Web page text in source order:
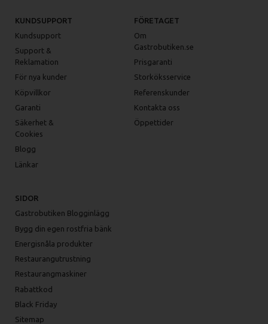
KUNDSUPPORT
Kundsupport
Support &
Reklamation
För nya kunder
Köpvillkor
Garanti
Säkerhet &
Cookies
Blogg
Länkar
FÖRETAGET
Om
Gastrobutiken.se
Prisgaranti
Storköksservice
Referenskunder
Kontakta oss
Öppettider
SIDOR
Gastrobutiken Blogginlägg
Bygg din egen rostfria bänk
Energisnåla produkter
Restaurangutrustning
Restaurangmaskiner
Rabattkod
Black Friday
Sitemap